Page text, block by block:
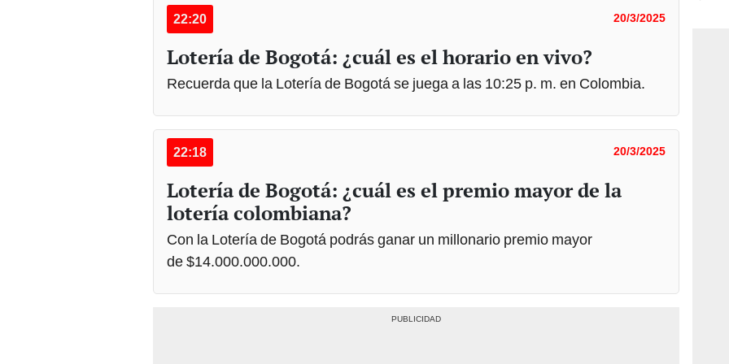
22:20 20/3/2025
Lotería de Bogotá: ¿cuál es el horario en vivo?
Recuerda que la Lotería de Bogotá se juega a las 10:25 p. m. en Colombia.
22:18 20/3/2025
Lotería de Bogotá: ¿cuál es el premio mayor de la
lotería colombiana?
Con la Lotería de Bogotá podrás ganar un millonario premio mayor
de $14.000.000.000.